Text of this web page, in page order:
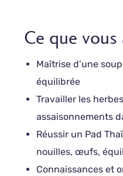
Ce que
Maîtrise d’une
équilibrée
Travailler les
assaisonnements
Réussir un Pad
nouilles, œufs,
Connaissances et